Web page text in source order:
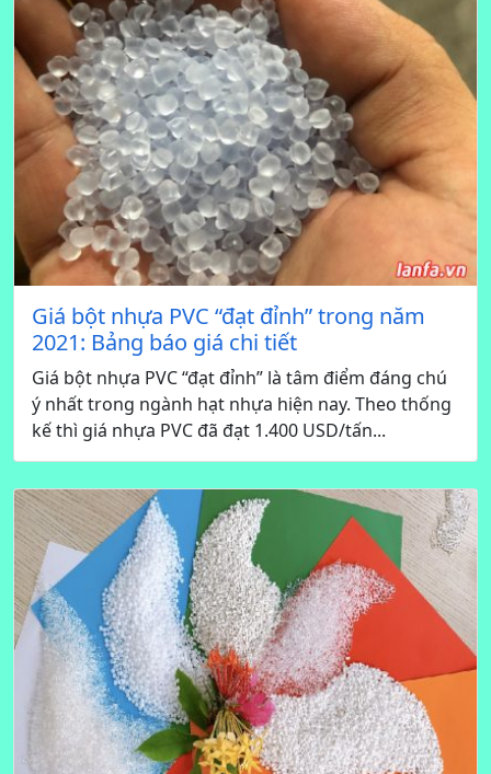
Giá bột nhựa PVC “đạt đỉnh” trong năm
2021: Bảng báo giá chi tiết
Giá bột nhựa PVC “đạt đỉnh” là tâm điểm đáng chú
ý nhất trong ngành hạt nhựa hiện nay. Theo thống
kế thì giá nhựa PVC đã đạt 1.400 USD/tấn...